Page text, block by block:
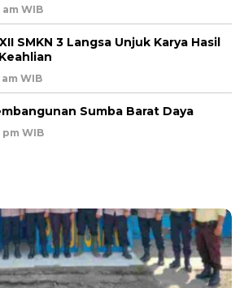
am WIB
SMKN 3 Langsa Unjuk Karya Hasil
am WIB
Sumba Barat Daya
pm WIB